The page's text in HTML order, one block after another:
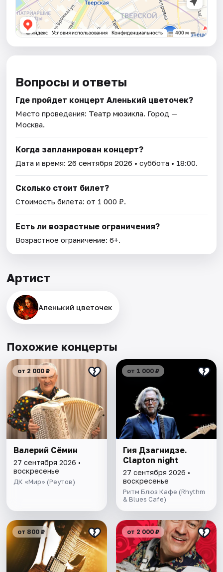
Вопросы и ответы
Где пройдет концерт Аленький цветочек?
Место проведения: Театр мюзикла. Город —
Москва.
Когда запланирован концерт?
Дата и время:26 сентября 2026 • суббота • 18:00.
Сколько стоит билет?
Стоимость билета: от 1 000 ₽.
Есть ли возрастные ограничения?
Возрастное ограничение: 6+.
Артист
Аленький цветочек
Похожие концерты
от 2 000 ₽
Валерий Сёмин
27 сентября 2026 •
воскресенье
ДК «Мир» (Реутов)
от 1 000 ₽
Гия Дзагнидзе.
Clapton night
27 сентября 2026 •
воскресенье
Ритм Блюз Кафе (Rhythm
& Blues Cafe)
от 800 ₽ от 2 000 ₽